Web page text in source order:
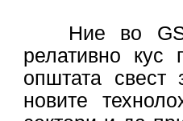
Ние во GS1
релативно кус
општата свест
новите